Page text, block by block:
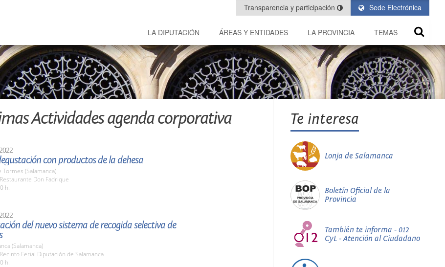
Sede Electrónica
Transparencia y participación
LA DIPUTACIÓN ÁREAS Y ENTIDADES LA PROVINCIA TEMAS
Actividades agenda corporativa
con productos de la dehesa
Tormes (Salamanca)
Don Fadrique
h.
del nuevo sistema de recogida selectiva de
(Salamanca)
Ferial Diputación de Salamanca
h.
Te interesa
Lonja de Salamanca
Boletín Oficial de la
Provincia
También te informa - 012
CyL - Atención al Ciudadano